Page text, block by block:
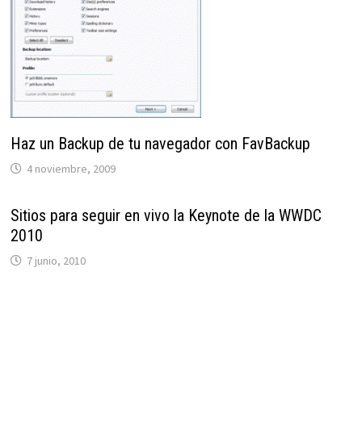
Haz un Backup de tu navegador con FavBackup
4 noviembre, 2009
Sitios para seguir en vivo la Keynote de la WWDC
2010
7 junio, 2010